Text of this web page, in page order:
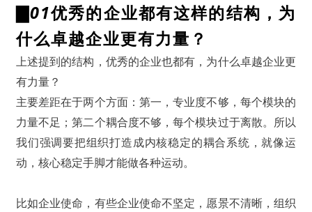
▇01优秀的企业都有这样的结构，为
什么卓越企业更有力量？
上述提到的结构，优秀的企业也都有，为什么卓越企业更
有力量？
主要差距在于两个方面：第一，专业度不够，每个模块的
力量不足；第二个耦合度不够，每个模块过于离散。所以
我们强调要把组织打造成内核稳定的耦合系统，就像运
动，核心稳定手脚才能做各种运动。
比如企业使命，有些企业使命不坚定，愿景不清晰，组织